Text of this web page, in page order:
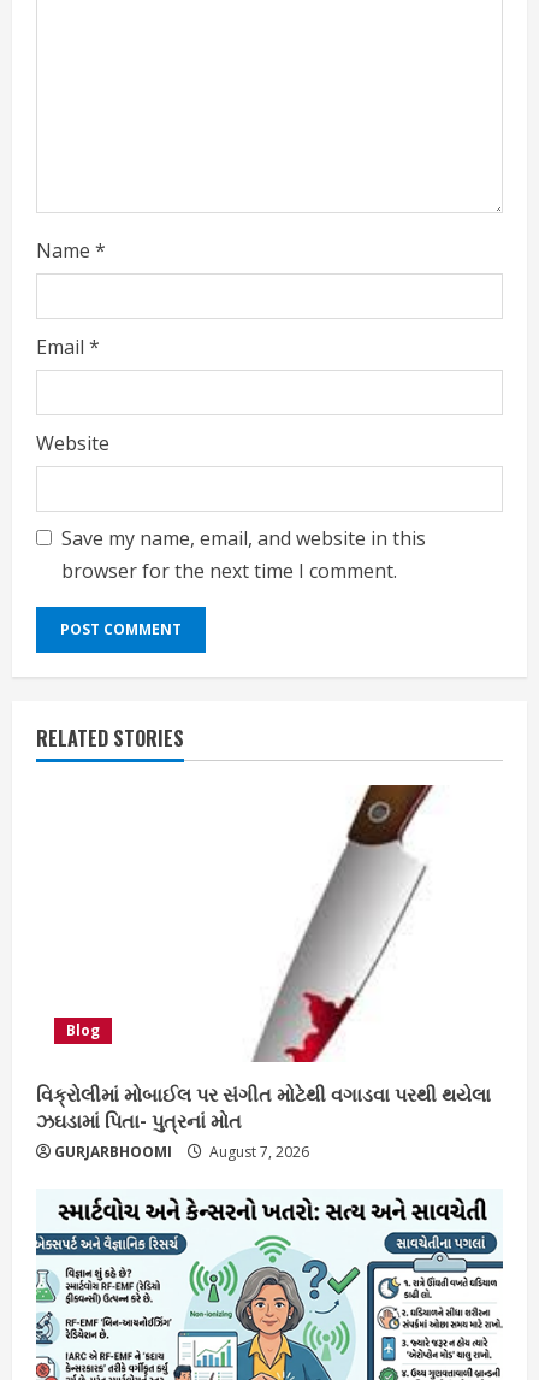
g
Name *
Email *
Website
Save my name, email, and website in this
browser for the next time I comment.
RELATED STORIES
Blog
વિક્રોલીમાં મોબાઈલ પર સંગીત મોટેથી વગાડવા પરથી થયેલા
ઝઘડામાં પિતા- પુત્રનાં મોત
GURJARBHOOMI August 7, 2026